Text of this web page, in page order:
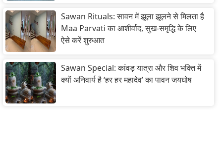
Sawan Rituals: सावन में झूला झूलने से मिलता है
Maa Parvati का आशीर्वाद, सुख-समृद्धि के लिए
ऐसे करें शुरुआत
Sawan Special: कांवड़ यात्रा और शिव भक्ति में
क्यों अनिवार्य है ‘हर हर महादेव’ का पावन जयघोष